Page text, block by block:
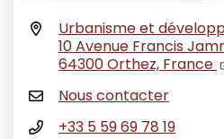
Urbanisme et
10 Avenue Francis
64300 Orthez, France
Nous contacter
+33 5 59 69 78 19